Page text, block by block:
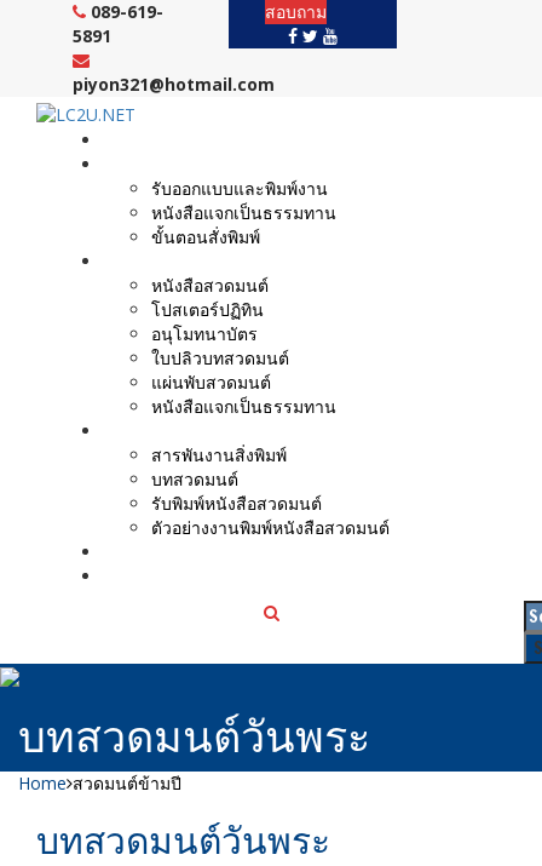
089-619-
5891
piyon321@hotmail.com
สอบถาม
รับออกแบบและพิมพ์งาน
หนังสือแจกเป็นธรรมทาน
ขั้นตอนสั่งพิมพ์
หนังสือสวดมนต์
โปสเตอร์ปฏิทิน
อนุโมทนาบัตร
ใบปลิวบทสวดมนต์
แผ่นพับสวดมนต์
หนังสือแจกเป็นธรรมทาน
สารพันงานสิ่งพิมพ์
บทสวดมนต์
รับพิมพ์หนังสือสวดมนต์
ตัวอย่างงานพิมพ์หนังสือสวดมนต์
บทสวดมนต์วันพระ
Home สวดมนต์ข้ามปี
บทสวดมนต์วันพระ